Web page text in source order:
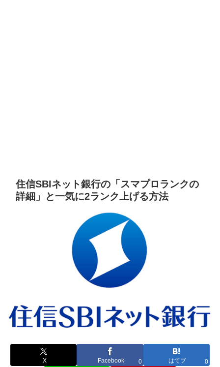
住信SBIネット銀行の「スマプロランクの
詳細」と一気に2ランク上げる方法
X Facebook 0 はてブ 0